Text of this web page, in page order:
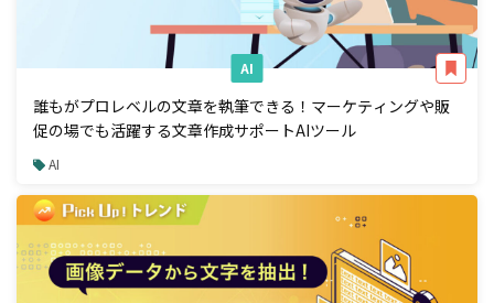
AI
誰もがプロレベルの文章を執筆できる！マーケティングや販
促の場でも活躍する文章作成サポートAIツール
AI